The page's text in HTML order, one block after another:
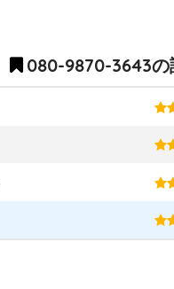
080-9870-3643の